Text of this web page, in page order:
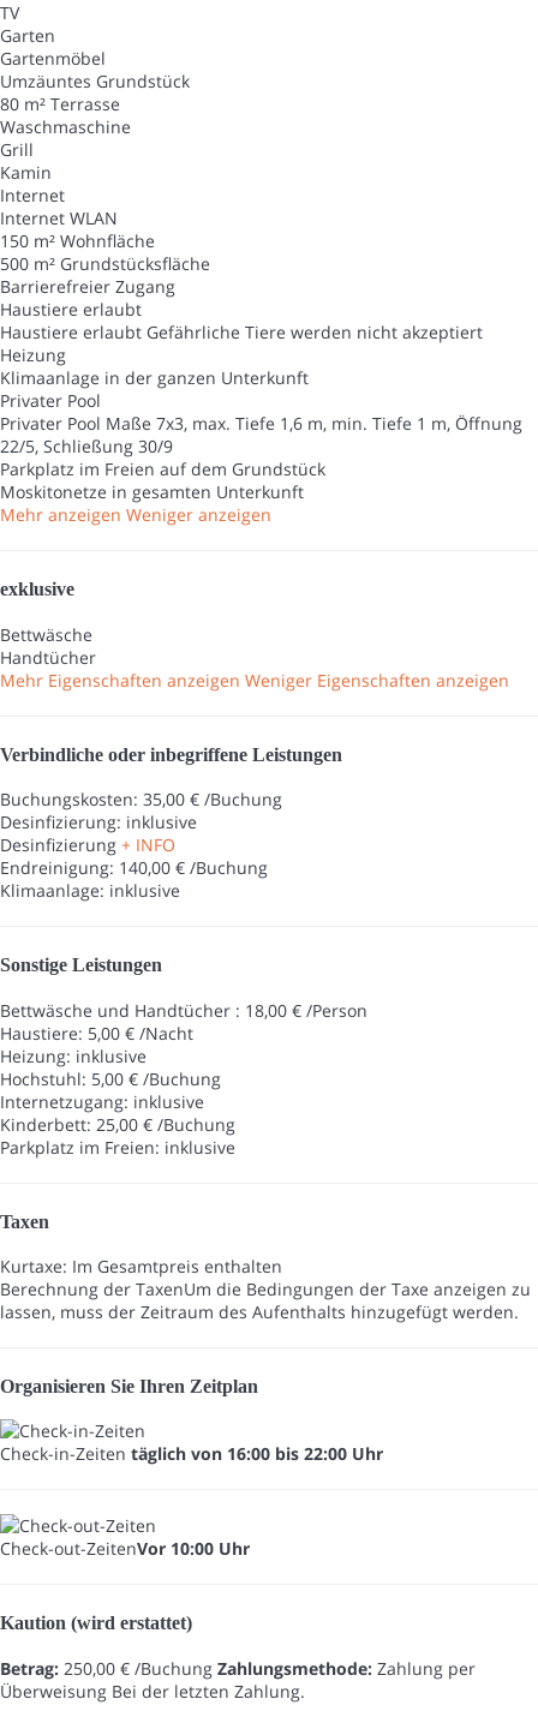
TV
Garten
Gartenmöbel
Umzäuntes Grundstück
80 m² Terrasse
Waschmaschine
Grill
Kamin
Internet
Internet WLAN
150 m² Wohnfläche
500 m² Grundstücksfläche
Barrierefreier Zugang
Haustiere erlaubt
Haustiere erlaubt Gefährliche Tiere werden nicht akzeptiert
Heizung
Klimaanlage in der ganzen Unterkunft
Privater Pool
Privater Pool Maße 7x3, max. Tiefe 1,6 m, min. Tiefe 1 m, Öffnung
22/5, Schließung 30/9
Parkplatz im Freien auf dem Grundstück
Moskitonetze in gesamten Unterkunft
Mehr anzeigen Weniger anzeigen
exklusive
Bettwäsche
Handtücher
Mehr Eigenschaften anzeigen Weniger Eigenschaften anzeigen
Verbindliche oder inbegriffene Leistungen
Buchungskosten: 35,00 € /Buchung
Desinfizierung: inklusive
Desinfizierung + INFO
Endreinigung: 140,00 € /Buchung
Klimaanlage: inklusive
Sonstige Leistungen
Bettwäsche und Handtücher : 18,00 € /Person
Haustiere: 5,00 € /Nacht
Heizung: inklusive
Hochstuhl: 5,00 € /Buchung
Internetzugang: inklusive
Kinderbett: 25,00 € /Buchung
Parkplatz im Freien: inklusive
Taxen
Kurtaxe: Im Gesamtpreis enthalten
Berechnung der TaxenUm die Bedingungen der Taxe anzeigen zu
lassen, muss der Zeitraum des Aufenthalts hinzugefügt werden.
Organisieren Sie Ihren Zeitplan
Check-in-Zeiten täglich von 16:00 bis 22:00 Uhr
Check-out-ZeitenVor 10:00 Uhr
Kaution (wird erstattet)
Betrag: 250,00 € /Buchung Zahlungsmethode: Zahlung per
Überweisung Bei der letzten Zahlung.